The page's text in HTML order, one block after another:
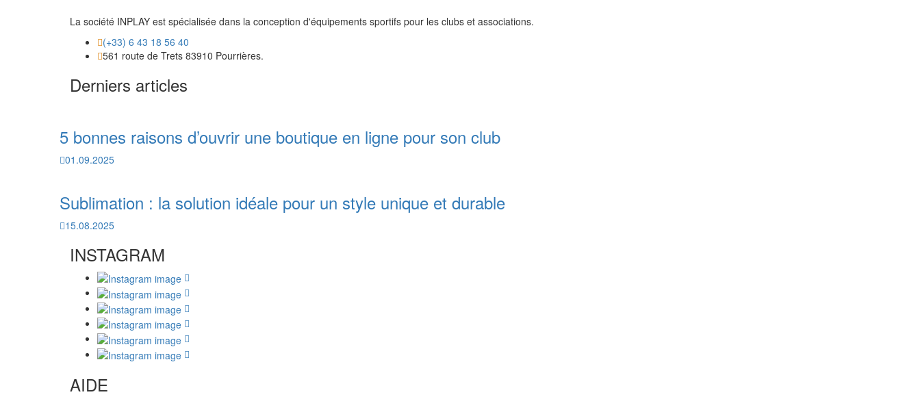
La société INPLAY est spécialisée dans la conception d'équipements sportifs pour les clubs et associations.
(+33) 6 43 18 56 40
561 route de Trets 83910 Pourrières.
Derniers articles
5 bonnes raisons d’ouvrir une boutique en ligne pour son club
01.09.2025
Sublimation : la solution idéale pour un style unique et durable
15.08.2025
INSTAGRAM
AIDE